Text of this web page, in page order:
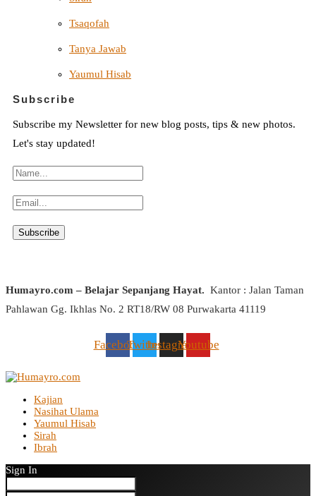
Tsaqofah
Tanya Jawab
Yaumul Hisab
Subscribe
Subscribe my Newsletter for new blog posts, tips & new photos.
Let's stay updated!
Humayro.com – Belajar Sepanjang Hayat. Kantor : Jalan Taman
Pahlawan Gg. Ikhlas No. 2 RT18/RW 08 Purwakarta 41119
FacebookTwitterInstagramYoutube
Kajian
Nasihat Ulama
Yaumul Hisab
Sirah
Ibrah
Sign In